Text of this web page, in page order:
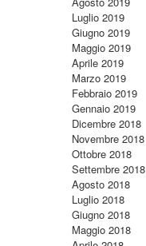
Luglio 2019
Giugno 2019
Maggio 2019
Aprile 2019
Marzo 2019
Febbraio 2019
Gennaio 2019
Dicembre 2018
Novembre 2018
Ottobre 2018
Settembre 2018
Agosto 2018
Luglio 2018
Giugno 2018
Maggio 2018